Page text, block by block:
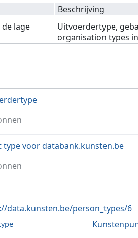
Beschrijving
lage
Uitvoerdertype,
organisation types
type voor databank.kunsten.be
data.kunsten.be/person_types/6